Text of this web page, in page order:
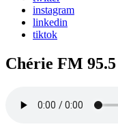
instagram
linkedin
tiktok
Chérie FM 95.5